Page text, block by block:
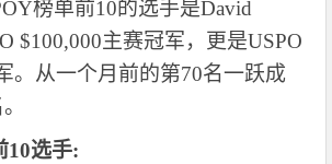
榜单前10的选手是David
$100,000主赛冠军，更是USPO
。从一个月前的第70名一跃成
10选手: